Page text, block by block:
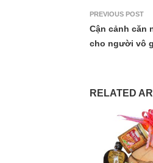
PREVIOUS POST
Cận cảnh căn
cho người vô
RELATED